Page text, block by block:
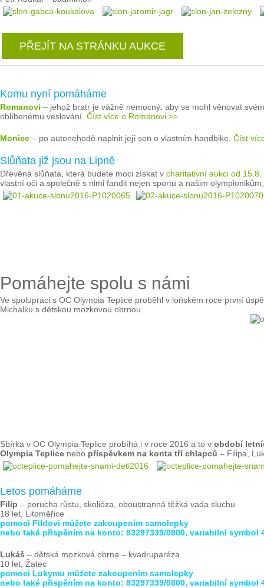
PŘEJÍT NA STRÁNKU AUKCE
Komu nyní pomáháme
Romanovi – jehož bratr je vážně nemocný, aby se mohl věnovat
oblíbenému veslování. Číst více o Romanovi >>
Monice – po autonehodě naplnit její sen o vlastním handbike. Číst
Slůňata již jsou na Lipně
Dřevěná slůňata, která budete moci získat v charitativní aukci od
vlastní oči a společně s nimi fandit nejen sportu a našim
Pomáhejte spolu s námi
Ve spolupráci s OC Olympia Teplice proběhl v loňském roce první
Michalku s dětskou mozkovou obrnou.
Sbírka v OC Olympia Teplice probíhá i v roce 2016 a to v období
Olympia Teplice nebo příspěvkem na konta tří chlapců – Filipa,
Letos pomáháme
Filip – porucha růstu, skolióza, oboustranná těžká vada sluchu
18 let, Litoměřice
pomoci Fildovi můžete zakoupením samolepky
nebo také přispěním na konto: 83297339/0800, variabilní symbol
Lukáš – dětská mozková obrna – kvadruparéza
10 let, Žatec
pomoci Lukymu můžete zakoupením samolepky
nebo také přispěním na konto: 83297339/0800, variabilní symbol